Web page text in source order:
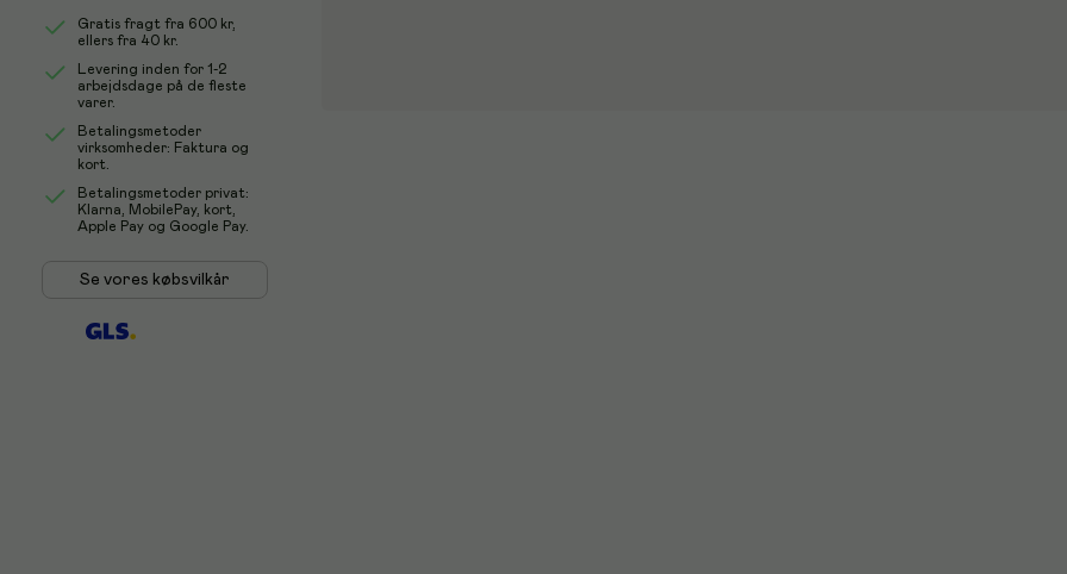
Gratis fragt fra 600 kr,
ellers fra 40 kr.
Levering inden for 1-2
arbejdsdage på de fleste
varer.
Betalingsmetoder
virksomheder: Faktura og
kort.
Betalingsmetoder privat:
Klarna, MobilePay, kort,
Apple Pay og Google Pay.
Se vores købsvilkår